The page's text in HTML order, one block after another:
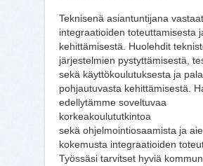
Teknisenä asiantuntijana vastaat
integraatioiden toteuttamisesta
kehittämisestä. Huolehdit
järjestelmien pystyttämisestä,
sekä käyttökoulutuksesta ja
pohjautuvasta kehittämisestä.
edellytämme soveltuvaa
korkeakoulututkintoa
sekä ohjelmointiosaamista ja
kokemusta integraatioiden
Työssäsi tarvitset hyviä